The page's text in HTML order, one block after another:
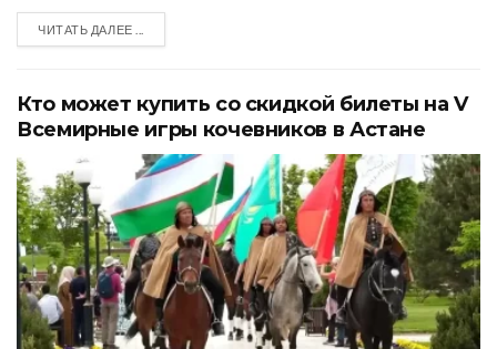
ЧИТАТЬ ДАЛЕЕ ...
Кто может купить со скидкой билеты на V
Всемирные игры кочевников в Астане